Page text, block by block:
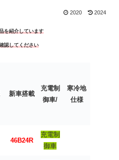
2020 2024
を紹介しています
認してください
新車搭載
充電制
御車/
寒冷地
仕様
46B24R
充電制
御車